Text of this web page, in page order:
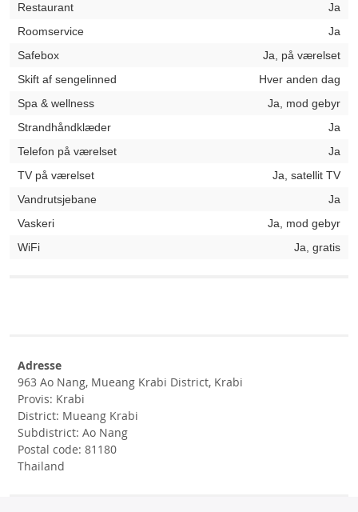
Restaurant
Ja
Roomservice
Ja
Safebox
Ja, på værelset
Skift af sengelinned
Hver anden dag
Spa & wellness
Ja, mod gebyr
Strandhåndklæder
Ja
Telefon på værelset
Ja
TV på værelset
Ja, satellit TV
Vandrutsjebane
Ja
Vaskeri
Ja, mod gebyr
WiFi
Ja, gratis
Adresse
963 Ao Nang, Mueang Krabi District, Krabi
Provis: Krabi
District: Mueang Krabi
Subdistrict: Ao Nang
Postal code: 81180
Thailand